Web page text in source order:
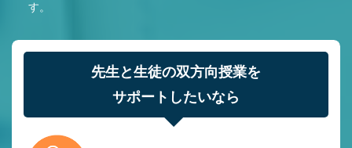
す。
先生と生徒の双方向授業を
サポートしたいなら